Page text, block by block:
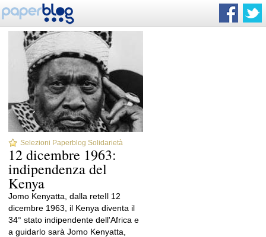
Selezioni Paperblog Solidarietà
12 dicembre 1963:
indipendenza del
Kenya
Jomo Kenyatta, dalla reteIl 12
dicembre 1963, il Kenya diventa il
34° stato indipendente dell'Africa e
a guidarlo sarà Jomo Kenyatta,